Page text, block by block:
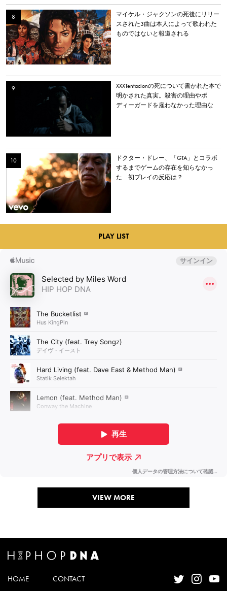
マイケル・ジャクソンの死後にリリー
スされた3曲は本人によって歌われた
ものではないと報道される
XXXTentacionの死について書かれた本で
明かされた真実。殺害の理由やボ
ディーガードを雇わなかった理由な
ドクター・ドレー、「GTA」とコラボ
するまでゲームの存在を知らなかっ
た 初プレイの反応は？
PLAY LIST
VIEW MORE
HOME CONTACT